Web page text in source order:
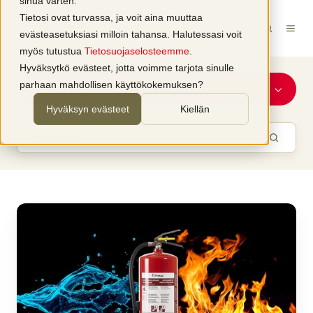
Tietosi ovat turvassa, ja voit aina muuttaa
evästeasetuksiasi milloin tahansa. Halutessasi voit
myös tutustua Tietosuojaselosteemme
Hyväksytkö evästeet, jotta voimme tarjota sinulle
parhaan mahdollisen käyttökokemuksen?
Hyväksyn evästeet Kiellän
Rakentaminen
Miksi
omistajan
valinta?